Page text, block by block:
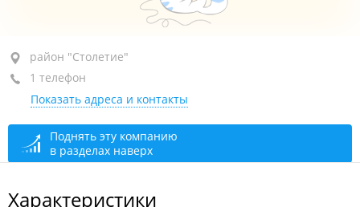
район "Столетие", ул. Волховская, 2
+7 984 153-09-38
открыто: 10:00–19:00
район "Столетие"
1 телефон
Показать адреса и контакты
Поднять эту компанию
в разделах наверх
Характеристики